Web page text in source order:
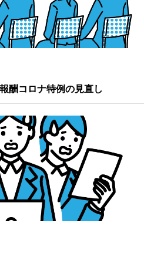
酬コロナ特例の見直し